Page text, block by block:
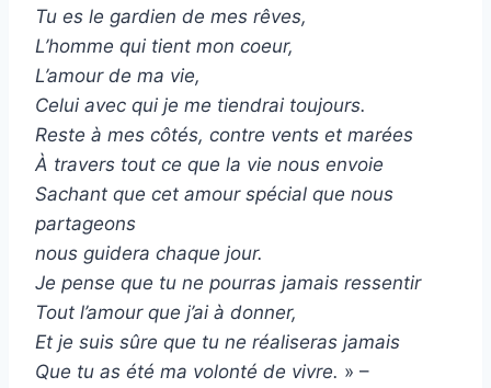
Tu es le gardien de mes rêves,
L’homme qui tient mon coeur,
L’amour de ma vie,
Celui avec qui je me tiendrai toujours.
Reste à mes côtés, contre vents et marées
À travers tout ce que la vie nous envoie
Sachant que cet amour spécial que nous
partageons
nous guidera chaque jour.
Je pense que tu ne pourras jamais ressentir
Tout l’amour que j’ai à donner,
Et je suis sûre que tu ne réaliseras jamais
Que tu as été ma volonté de vivre. » –